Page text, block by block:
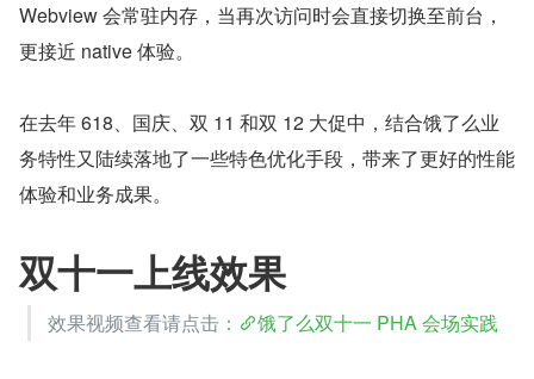
Webview 会常驻内存，当再次访问时会直接切换至前台，
更接近 native 体验。
在去年 618、国庆、双 11 和双 12 大促中，结合饿了么业
务特性又陆续落地了一些特色优化手段，带来了更好的性能
体验和业务成果。
双十一上线效果
效果视频查看请点击： 饿了么双十一 PHA 会场实践